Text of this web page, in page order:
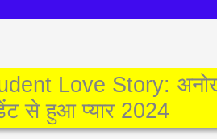
Love Story:
से हुआ प्यार 2024